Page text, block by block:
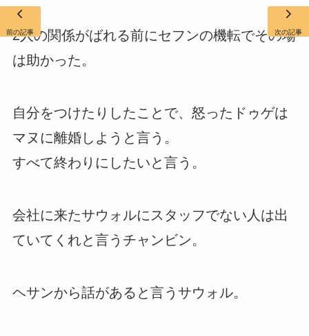
2人の関係がばれる前にセフンの機転でその場
は助かった。
自分をつけたりしたことで、怒ったドゥゲは
マヌに離婚しようと言う。
すべて終わりにしたいと言う。
会社に来たサウォルにスタッフでない人は出
ていてくれと言うチャンビン。
ヘサンから話があると言うサウォル。
前の記事 次の記事